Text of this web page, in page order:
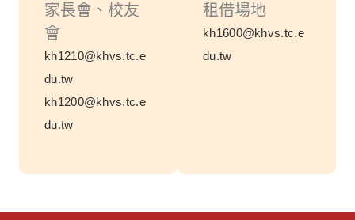
家長會、校友
會
kh1210@khvs.tc.e
du.tw
kh1200@khvs.tc.e
du.tw
租借場地
kh1600@khvs.tc.e
du.tw